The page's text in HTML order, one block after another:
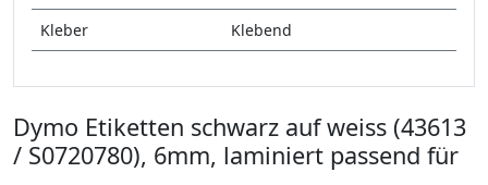
Kleber
Klebend
Dymo Etiketten schwarz auf weiss (43613
/ S0720780), 6mm, laminiert passend für